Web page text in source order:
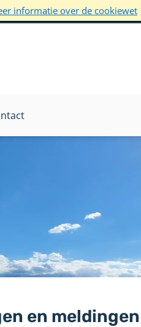
informatie over de cookiewet
en meldingen